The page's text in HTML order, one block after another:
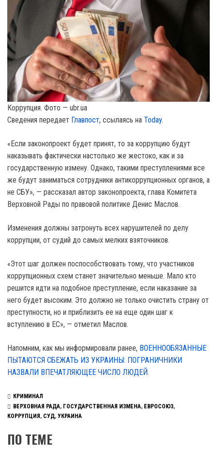
Коррупция. Фото — ubr.ua
Сведения передает Главпост, ссылаясь на Today.
«Если законопроект будет принят, то за коррупцию будут
наказывать фактически настолько же жестоко, как и за
государственную измену. Однако, такими преступлениями все
же будут заниматься сотрудники антикоррупционных органов, а
не СБУ», — рассказал автор законопроекта, глава Комитета
Верховной Рады по правовой политике Денис Маслов.
Изменения должны затронуть всех нарушителей по делу
коррупции, от судий до самых мелких взяточников.
«Этот шаг должен поспособствовать тому, что участников
коррупционных схем станет значительно меньше. Мало кто
решится идти на подобное преступление, если наказание за
него будет высоким. Это должно не только очистить страну от
преступности, но и приблизить ее на еще один шаг к
вступлению в EC», — отметил Маслов.
Напомним, как мы информировали ранее, ВОЕННООБЯЗАННЫЕ
ПЫТАЮТСЯ СБЕЖАТЬ ИЗ УКРАИНЫ: ПОГРАНИЧНИКИ
НАЗВАЛИ ВПЕЧАТЛЯЮЩЕЕ ЧИСЛО ЛЮДЕЙ.
КРИМИНАЛ
ВЕРХОВНАЯ РАДА, ГОСУДАРСТВЕННАЯ ИЗМЕНА, ЕВРОСОЮЗ,
КОРРУПЦИЯ, СУД, УКРАИНА
ПО ТЕМЕ